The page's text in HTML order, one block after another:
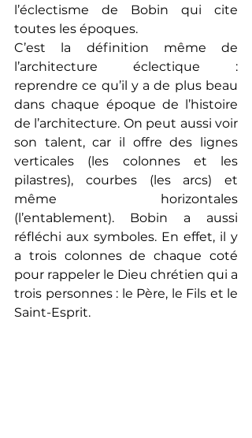
l’éclectisme de Bobin qui cite
toutes les époques.
C’est la définition même de
l’architecture éclectique :
reprendre ce qu’il y a de plus beau
dans chaque époque de l’histoire
de l’architecture. On peut aussi voir
son talent, car il offre des lignes
verticales (les colonnes et les
pilastres), courbes (les arcs) et
même horizontales
(l’entablement). Bobin a aussi
réfléchi aux symboles. En effet, il y
a trois colonnes de chaque coté
pour rappeler le Dieu chrétien qui a
trois personnes : le Père, le Fils et le
Saint-Esprit.